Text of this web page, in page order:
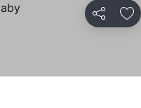
Partilhar